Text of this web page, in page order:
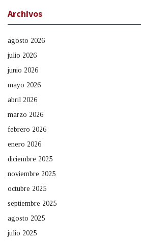
Archivos
agosto 2026
julio 2026
junio 2026
mayo 2026
abril 2026
marzo 2026
febrero 2026
enero 2026
diciembre 2025
noviembre 2025
octubre 2025
septiembre 2025
agosto 2025
julio 2025